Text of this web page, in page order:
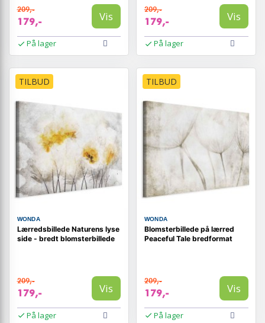
209,-
179,- Vis
På lager
209,-
179,- Vis
På lager
TILBUD
WONDA
Lærredsbillede Naturens lyse
side - bredt blomsterbillede
209,-
179,- Vis
På lager
TILBUD
WONDA
Blomsterbillede på lærred
Peaceful Tale bredformat
209,-
179,- Vis
På lager